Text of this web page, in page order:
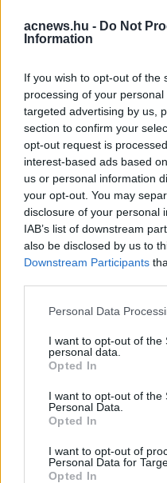
acnews.hu - Do Not
Information
If you wish to opt-out of the
processing of your
targeted advertising by us,
section to confirm your
opt-out request is
interest-based ads based
us or personal information
your opt-out. You may
disclosure of your personal
IAB’s list of downstream
also be disclosed by us to
Downstream Participants
Please note that this
not limited to your visit or
grant or deny consent to
use your data for below
consent section.
Personal Data
I want to opt-out of the
personal data.
Opted In
I want to opt-out of the
Personal Data.
Opted In
I want to opt-out of
Personal Data for
Opted In
Reddit
Hirdetés
Hirdetés